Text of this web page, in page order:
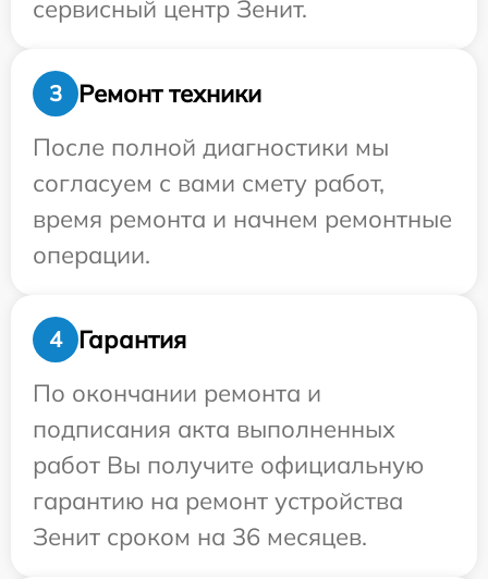
сервисный центр Зенит.
3
Ремонт техники
После полной диагностики мы
согласуем с вами смету работ,
время ремонта и начнем ремонтные
операции.
4
Гарантия
По окончании ремонта и
подписания акта выполненных
работ Вы получите официальную
гарантию на ремонт устройства
Зенит сроком на 36 месяцев.